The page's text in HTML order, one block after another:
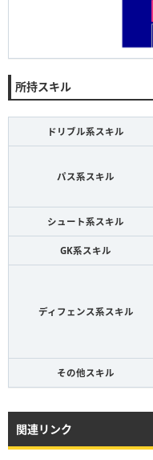
所持スキル
ドリブル系スキル
パス系スキル
シュート系スキル
GK系スキル
ディフェンス系スキル
その他スキル
関連リンク